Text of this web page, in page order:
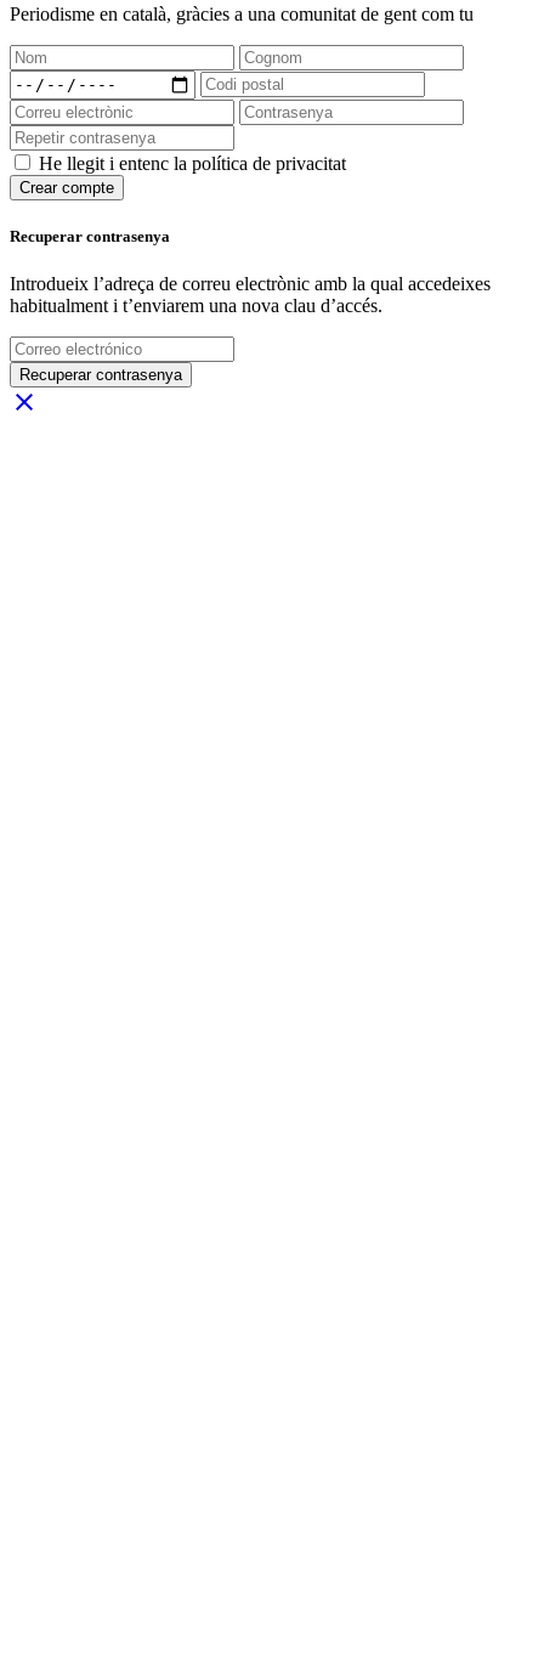
Periodisme en català, gràcies a una comunitat de gent com tu
He llegit i entenc la política de privacitat
Crear compte
Recuperar contrasenya
Introdueix l’adreça de correu electrònic amb la qual accedeixes
habitualment i t’enviarem una nova clau d’accés.
Recuperar contrasenya
close